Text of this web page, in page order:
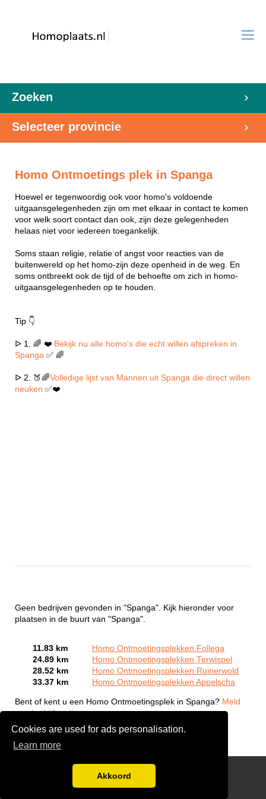
Cookies are used for ads personalisation.
Learn more
Akkoord
Zoeken
Selecteer provincie
Homo Ontmoetings plek in Spanga
Hoewel er tegenwoordig ook voor homo's voldoende
uitgaansgelegenheden zijn om met elkaar in contact te komen
voor welk soort contact dan ook, zijn deze gelegenheden
helaas niet voor iedereen toegankelijk.
Soms staan religie, relatie of angst voor reacties van de
buitenwereld op het homo-zijn deze openheid in de weg. En
soms ontbreekt ook de tijd of de behoefte om zich in homo-
uitgaansgelegenheden op te houden.
Tip 👇
ᐅ 1. 🌈 ❤️ Bekijk nu alle homo's die echt willen afspreken in
Spanga ✅ 🌈
ᐅ 2. 🍑🌈Volledige lijst van Mannen uit Spanga die direct willen
neuken ✅❤️
Geen bedrijven gevonden in "Spanga". Kijk hieronder voor
plaatsen in de buurt van "Spanga".
11.83 km
Homo Ontmoetingsplekken Follega
24.89 km
Homo Ontmoetingsplekken Terwispel
28.52 km
Homo Ontmoetingsplekken Ruinerwold
33.37 km
Homo Ontmoetingsplekken Appelscha
Bent of kent u een Homo Ontmoetingsplek in Spanga? Meld
een bedrijf gratis aan